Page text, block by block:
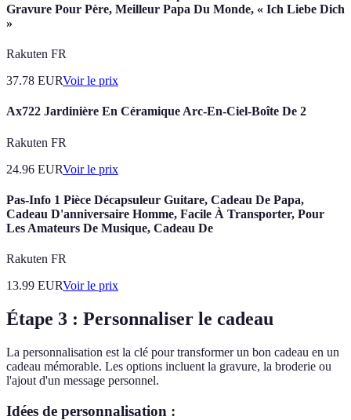
Gravure Pour Père, Meilleur Papa Du Monde, « Ich Liebe Dich
»
Rakuten FR
37.78 EURVoir le prix
Ax722 Jardinière En Céramique Arc-En-Ciel-Boîte De 2
Rakuten FR
24.96 EURVoir le prix
Pas-Info 1 Pièce Décapsuleur Guitare, Cadeau De Papa,
Cadeau D'anniversaire Homme, Facile À Transporter, Pour
Les Amateurs De Musique, Cadeau De
Rakuten FR
13.99 EURVoir le prix
Étape 3 : Personnaliser le cadeau
La personnalisation est la clé pour transformer un bon cadeau en un
cadeau mémorable. Les options incluent la gravure, la broderie ou
l'ajout d'un message personnel.
Idées de personnalisation :